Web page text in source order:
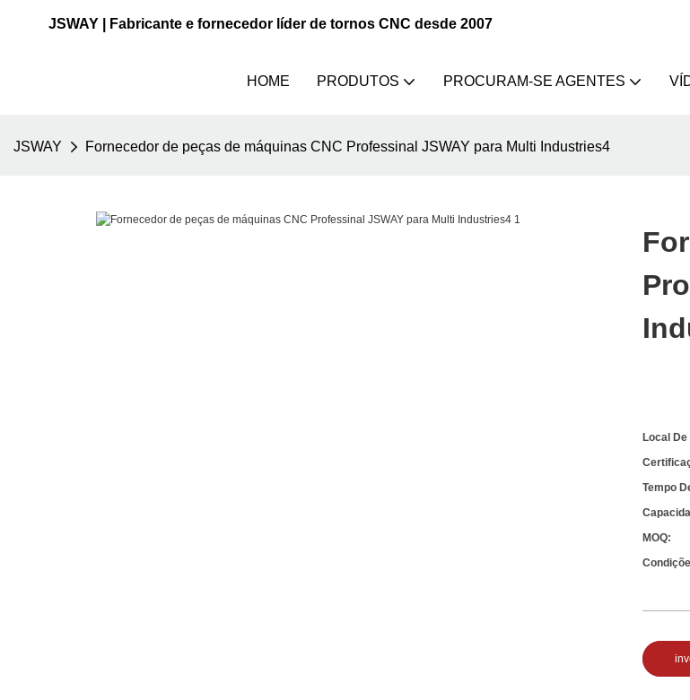
JSWAY | Fabricante e fornecedor líder de tornos CNC desde 2007
HOME PRODUTOS PROCURAM-SE AGENTES
JSWAY Fornecedor de peças de máquinas CNC Professinal JSWAY para Multi Industries4
Local
Tempo
MOQ: